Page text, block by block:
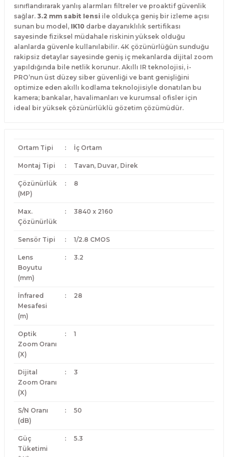
sınıflandırarak yanlış alarmları filtreler ve proaktif güvenlik
sağlar. 3.2 mm sabit lensi ile oldukça geniş bir izleme açısı
sunan bu model, IK10 darbe dayanıklılık sertifikası
sayesinde fiziksel müdahale riskinin yüksek olduğu
alanlarda güvenle kullanılabilir. 4K çözünürlüğün sunduğu
rakipsiz detaylar sayesinde geniş iç mekanlarda dijital zoom
yapıldığında bile netlik korunur. Akıllı IR teknolojisi, i-
PRO’nun üst düzey siber güvenliği ve bant genişliğini
optimize eden akıllı kodlama teknolojisiyle donatılan bu
kamera; bankalar, havalimanları ve kurumsal ofisler için
ideal bir yüksek çözünürlüklü gözetim çözümüdür.
Ortam Tipi : İç Ortam
Montaj Tipi : Tavan, Duvar, Direk
Çözünürlük
(MP)
: 8
Max.
Çözünürlük
: 3840 x 2160
Sensör Tipi : 1/2.8 CMOS
Lens
Boyutu
(mm)
: 3.2
İnfrared
Mesafesi
(m)
: 28
Optik
Zoom Oranı
(X)
: 1
Dijital
Zoom Oranı
(X)
: 3
S/N Oranı
(dB)
: 50
Güç
Tüketimi
: 5.3